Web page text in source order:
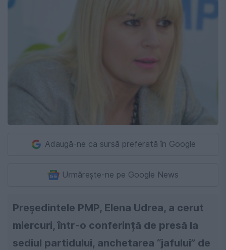
Adaugă-ne ca sursă preferată în Google
Urmărește-ne pe Google News
Președintele PMP, Elena Udrea, a cerut
miercuri, într-o conferință de presă la
sediul partidului, anchetarea “jafului” de